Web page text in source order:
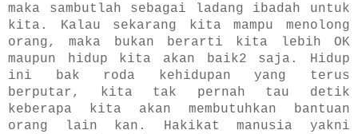
maka sambutlah sebagai ladang ibadah untuk
kita. Kalau sekarang kita mampu menolong
orang, maka bukan berarti kita lebih OK
maupun hidup kita akan baik2 saja. Hidup
ini bak roda kehidupan yang terus
berputar, kita tak pernah tau detik
keberapa kita akan membutuhkan bantuan
orang lain kan. Hakikat manusia yakni